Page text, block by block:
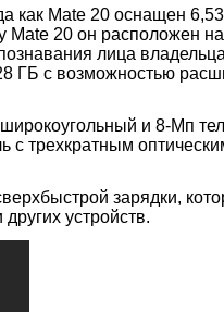
как Mate 20 оснащен
Mate 20 он расположен
лица
ГБ с возможностью
и 8-Мп
с трехкратным
зарядки,
устройств.